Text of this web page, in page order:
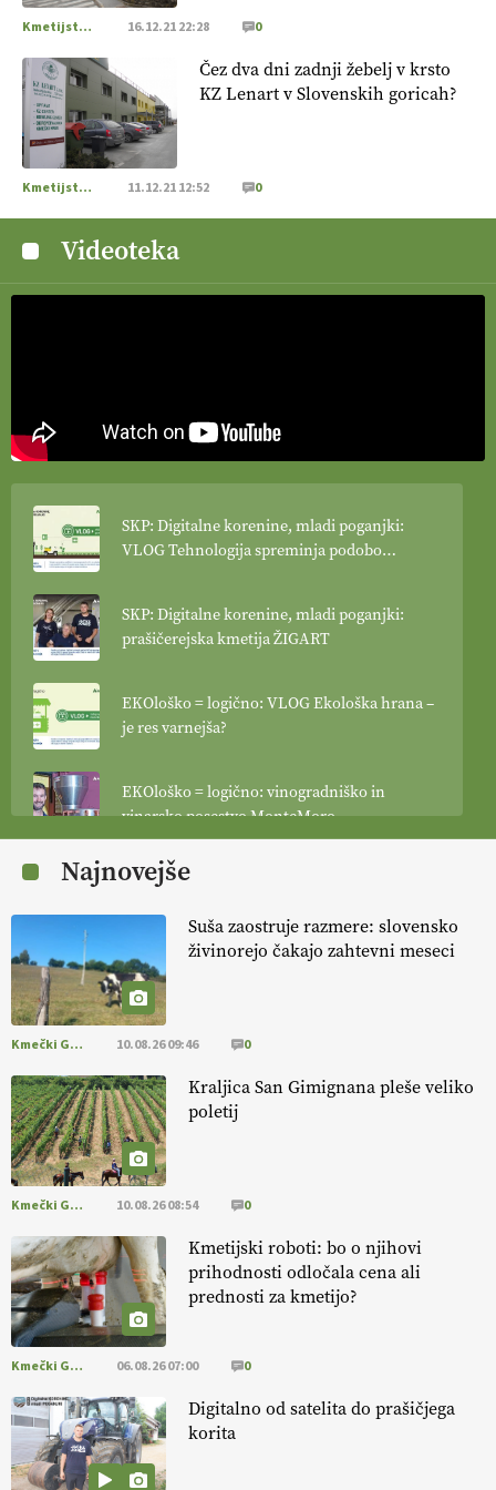
doma in v tujini
. Zato je ekološka pridelava odlična priložnost
za slovenske vinarje
. VEČ
https://t.co/XAe9EbeAbK
@EUAgri #IMCAP #CAP https://t.co/01qpoeLyNP
13.07.2026
[EKOloško = LOGIČNO
kmetijstva in uspešno prenovo kmetij
https://t.co/RRn8unbwXp @EUAgri #IMCAP #CAP
https://t.co/mnLHFv2VuP
Kmetijstvo Podravja in Pomurja 16.12.21 22:28 0
Čez dva dni zadnji žebelj v krsto
KZ Lenart v Slovenskih goricah?
Kmetijstvo Podravja in Pomurja 11.12.21 12:52 0
Videoteka
SKP: Digitalne korenine, mladi poganjki:
VLOG Tehnologija spreminja podobo
SKP: Digitalne korenine, mladi poganjki:
prašičerejska kmetija ŽIGART
EKOloško = logično: VLOG Ekološka hrana –
je res varnejša?
EKOloško = logično: vinogradniško in
vinarsko posestvo MonteMoro
EKOloško = logično: ekološka kmetija
EKOloško = logično: ekološka kmetija
HOMAR
EKOloško = logično: VLOG Ekološko
kmetijstvo brez škropljenja?
EKOloško = logično: ekološka kmetija
ALTENBAHER
EKOloško = logično: ekološko oljarstvo
MORGAN
EKOloško = logično: ekološka kmetija
FREŠER
KMETIJSKA LIGA PRVAKOV: POMLADITEV
KMETIJSKE EKIPE
Najnovejše
Suša zaostruje razmere: slovensko
živinorejo čakajo zahtevni meseci
Kmečki Glas 10.08.26 09:46 0
Kraljica San Gimignana pleše veliko
poletij
Kmečki Glas 10.08.26 08:54 0
Kmetijski roboti: bo o njihovi
prihodnosti odločala cena ali
prednosti za kmetijo?
Kmečki Glas 06.08.26 07:00 0
Digitalno od satelita do prašičjega
korita